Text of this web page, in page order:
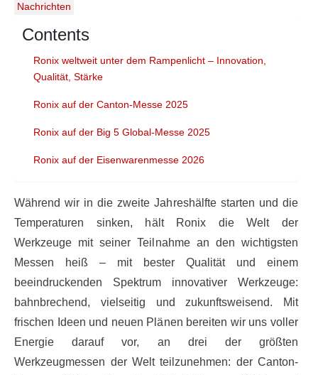
Nachrichten
Contents
Ronix weltweit unter dem Rampenlicht – Innovation,
Qualität, Stärke
Ronix auf der Canton-Messe 2025
Ronix auf der Big 5 Global-Messe 2025
Ronix auf der Eisenwarenmesse 2026
Während wir in die zweite Jahreshälfte starten und die
Temperaturen sinken, hält Ronix die Welt der
Werkzeuge mit seiner Teilnahme an den wichtigsten
Messen heiß – mit bester Qualität und einem
beeindruckenden Spektrum innovativer Werkzeuge:
bahnbrechend, vielseitig und zukunftsweisend. Mit
frischen Ideen und neuen Plänen bereiten wir uns voller
Energie darauf vor, an drei der größten
Werkzeugmessen der Welt teilzunehmen: der Canton-